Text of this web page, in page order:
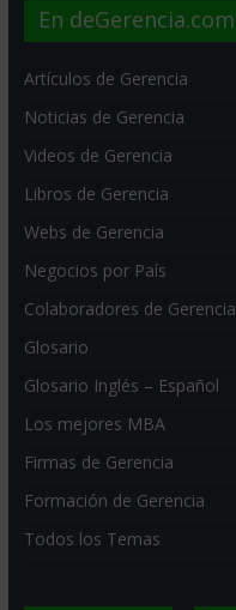
En deGerencia.com
Artículos de Gerencia
Noticias de Gerencia
Videos de Gerencia
Libros de Gerencia
Webs de Gerencia
Negocios por País
Colaboradores de Gerencia
Glosario
Glosario Inglés – Español
Los mejores MBA
Firmas de Gerencia
Formación de Gerencia
Todos los Temas